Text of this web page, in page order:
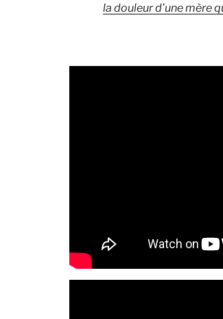
la douleur d’une mère